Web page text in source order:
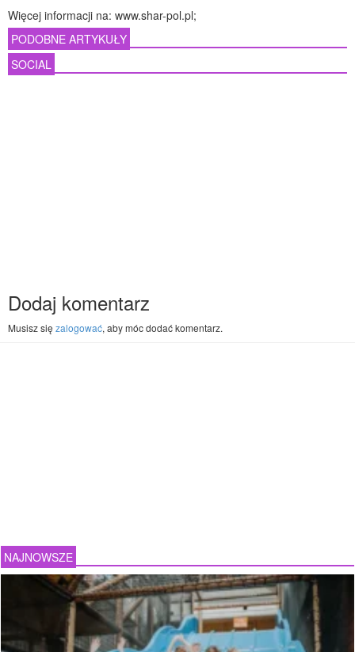
Więcej informacji na: www.shar-pol.pl;
PODOBNE ARTYKUŁY
SOCIAL
Dodaj komentarz
Musisz się zalogować, aby móc dodać komentarz.
NAJNOWSZE